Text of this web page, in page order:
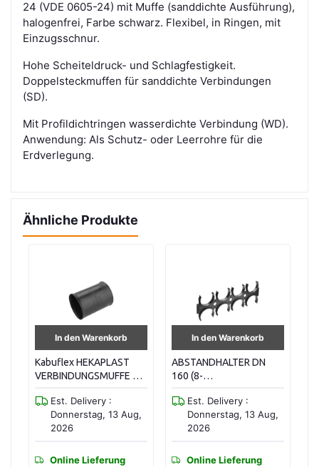
24 (VDE 0605-24) mit Muffe (sanddichte Ausführung),
halogenfrei, Farbe schwarz. Flexibel, in Ringen, mit
Einzugsschnur.
Hohe Scheiteldruck- und Schlagfestigkeit.
Doppelsteckmuffen für sanddichte Verbindungen
(SD).
Mit Profildichtringen wasserdichte Verbindung (WD).
Anwendung: Als Schutz- oder Leerrohre für die
Erdverlegung.
Ähnliche Produkte
In den Warenkorb
ABSTANDHALTER DN
160 (8-
Est. Delivery :
Donnerstag, 13 Aug,
2026
Online Lieferung
In den Warenkorb
Kabuflex HEKAPLAST
VERBINDUNGSMUFFE DN
Est. Delivery :
Donnerstag, 13 Aug,
2026
Online Lieferung